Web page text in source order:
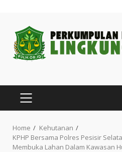
content
PRIMARY
MENU
Home
Kehutanan
KPHP Bersama Polres Pesisir
Membuka Lahan Dalam Kawasan